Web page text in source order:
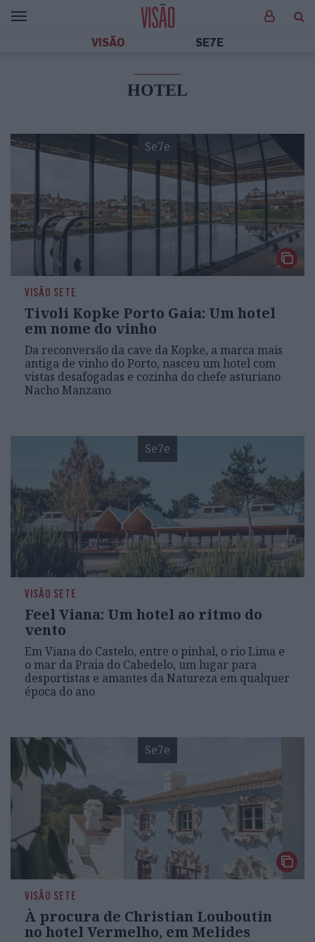
VISÃO SE7E
HOTEL
Se7e
VISÃO SETE
Tivoli Kopke Porto Gaia: Um hotel
em nome do vinho
Da reconversão da cave da Kopke, a marca mais
antiga de vinho do Porto, nasceu um hotel com
vistas desafogadas e cozinha do chefe asturiano
Nacho Manzano
Se7e
VISÃO SETE
Feel Viana: Um hotel ao ritmo do
vento
Em Viana do Castelo, entre o pinhal, o rio Lima e
o mar da Praia do Cabedelo, um lugar para
desportistas e amantes da Natureza em qualquer
época do ano
Se7e
VISÃO SETE
À procura de Christian Louboutin
no hotel Vermelho, em Melides